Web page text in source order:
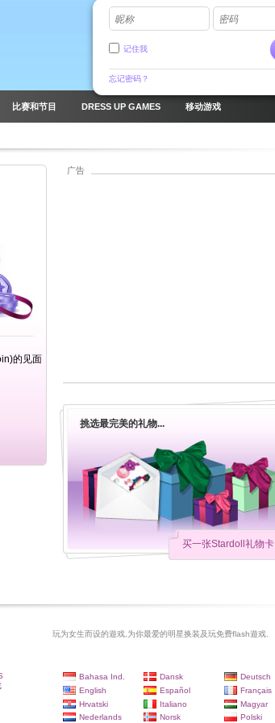
昵称 密码
记住我
忘记密码？
比赛和节目 DRESS UP GAMES 移动游戏
的见面
广告
挑选最完美的礼物...
买一张Stardoll礼物卡
玩为女生而设的遊戏,为你最爱的明星换装及玩免费flash遊戏.
Bahasa Ind. Dansk
Deutsch
English
Español
Français
Hrvatski
Italiano
Magyar
Nederlands
Norsk Polski